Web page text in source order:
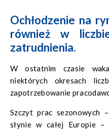
Ochłodzenie na
również w
zatrudnienia.
W ostatnim czasie
niektórych okresach
zapotrzebowanie
Szczyt prac sezonowych
słynie w całej Europie